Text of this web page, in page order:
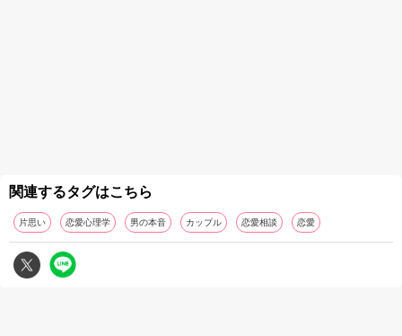
関連するタグはこちら
片思い 恋愛心理学 男の本音 カップル 恋愛相談 恋愛